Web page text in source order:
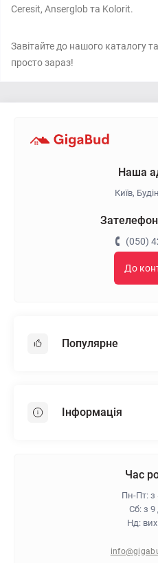
Ceresit, Anserglob та Kolorit.
Завітайте до нашого каталогу
просто зараз!
Наша
Київ,
(050)
До
Популярне
Пінопласт
Інформація
Гарантія та повернення
Політика конфіденційності
Час
Пн-Пт: з
Сб: з 9
Нд: